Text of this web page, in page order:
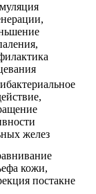
желез
кожи,
постакне